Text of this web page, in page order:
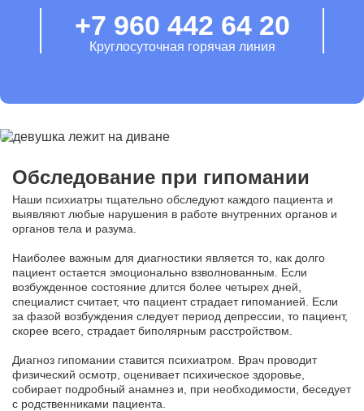
+7 960 442 64 20
Круглосуточная горячая линия
Обследование при гипомании
Наши психиатры тщательно обследуют каждого пациента и
выявляют любые нарушения в работе внутренних органов и
органов тела и разума.
Наиболее важным для диагностики является то, как долго
пациент остается эмоционально взволнованным. Если
возбужденное состояние длится более четырех дней,
специалист считает, что пациент страдает гипоманией. Если
за фазой возбуждения следует период депрессии, то пациент,
скорее всего, страдает биполярным расстройством.
Диагноз гипомании ставится психиатром. Врач проводит
физический осмотр, оценивает психическое здоровье,
собирает подробный анамнез и, при необходимости, беседует
с родственниками пациента.